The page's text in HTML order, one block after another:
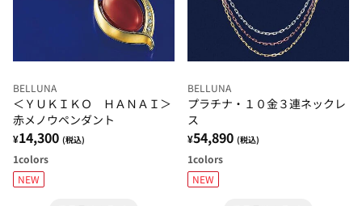
BELLUNA
＜ＹＵＫＩＫＯ ＨＡＮＡＩ＞
赤メノウペンダント
¥14,300 (税込)
1colors
NEW
BELLUNA
プラチナ・１０金３連ネックレ
ス
¥54,890 (税込)
1colors
NEW